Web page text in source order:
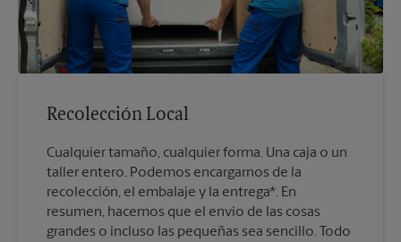
Recolección Local
Cualquier tamaño, cualquier forma. Una caja o un
taller entero. Podemos encargarnos de la
recolección, el embalaje y la entrega*. En
resumen, hacemos que el envío de las cosas
grandes o incluso las pequeñas sea sencillo. Todo